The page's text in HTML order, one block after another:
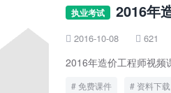
执业考试 2016年
 2016-10-08  621
2016年造价工程师视频
免费课件 资料下载